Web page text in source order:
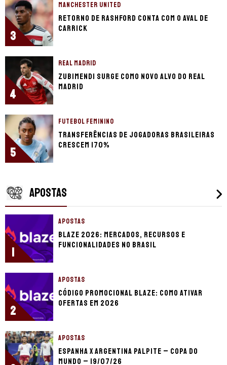
3
MANCHESTER UNITED
Retorno de Rashford conta com o aval de
Carrick
4
REAL MADRID
Zubimendi surge como novo alvo do Real
Madrid
5
FUTEBOL FEMININO
Transferências de jogadoras brasileiras
crescem 170%
APOSTAS
1
APOSTAS
Blaze 2026: mercados, recursos e
funcionalidades no Brasil
2
APOSTAS
Código promocional Blaze: como ativar
ofertas em 2026
APOSTAS
Espanha x Argentina palpite – Copa do
Mundo – 19/07/26